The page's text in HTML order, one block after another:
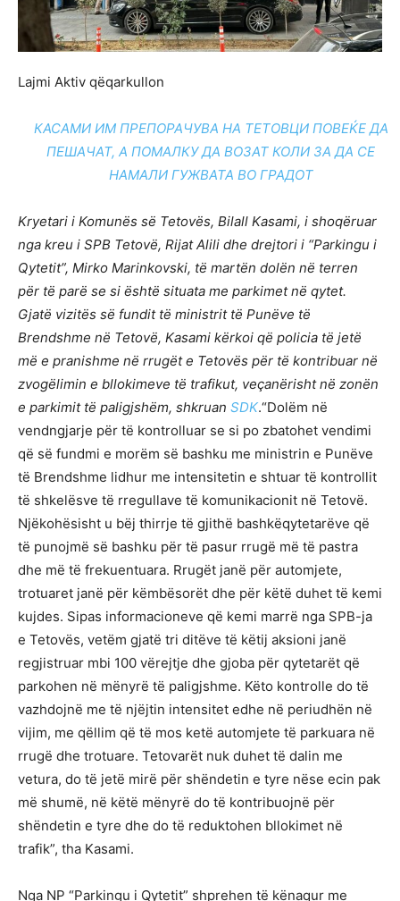
Lajmi Aktiv qëqarkullon
КАСАМИ ИМ ПРЕПОРАЧУВА НА ТЕТОВЦИ ПОВЕЌЕ ДА
ПЕШАЧАТ, А ПОМАЛКУ ДА ВОЗАТ КОЛИ ЗА ДА СЕ
НАМАЛИ ГУЖВАТА ВО ГРАДОТ
Kryetari i Komunës së Tetovës, Bilall Kasami, i shoqëruar
nga kreu i SPB Tetovë, Rijat Alili dhe drejtori i “Parkingu i
Qytetit”, Mirko Marinkovski, të martën dolën në terren
për të parë se si është situata me parkimet në qytet.
Gjatë vizitës së fundit të ministrit të Punëve të
Brendshme në Tetovë, Kasami kërkoi që policia të jetë
më e pranishme në rrugët e Tetovës për të kontribuar në
zvogëlimin e bllokimeve të trafikut, veçanërisht në zonën
e parkimit të paligjshëm, shkruan SDK.“Dolëm në
vendngjarje për të kontrolluar se si po zbatohet vendimi
që së fundmi e morëm së bashku me ministrin e Punëve
të Brendshme lidhur me intensitetin e shtuar të kontrollit
të shkelësve të rregullave të komunikacionit në Tetovë.
Njëkohësisht u bëj thirrje të gjithë bashkëqytetarëve që
të punojmë së bashku për të pasur rrugë më të pastra
dhe më të frekuentuara. Rrugët janë për automjete,
trotuaret janë për këmbësorët dhe për këtë duhet të kemi
kujdes. Sipas informacioneve që kemi marrë nga SPB-ja
e Tetovës, vetëm gjatë tri ditëve të këtij aksioni janë
regjistruar mbi 100 vërejtje dhe gjoba për qytetarët që
parkohen në mënyrë të paligjshme. Këto kontrolle do të
vazhdojnë me të njëjtin intensitet edhe në periudhën në
vijim, me qëllim që të mos ketë automjete të parkuara në
rrugë dhe trotuare. Tetovarët nuk duhet të dalin me
vetura, do të jetë mirë për shëndetin e tyre nëse ecin pak
më shumë, në këtë mënyrë do të kontribuojnë për
shëndetin e tyre dhe do të reduktohen bllokimet në
trafik”, tha Kasami.
Nga NP “Parkingu i Qytetit” shprehen të kënaqur me